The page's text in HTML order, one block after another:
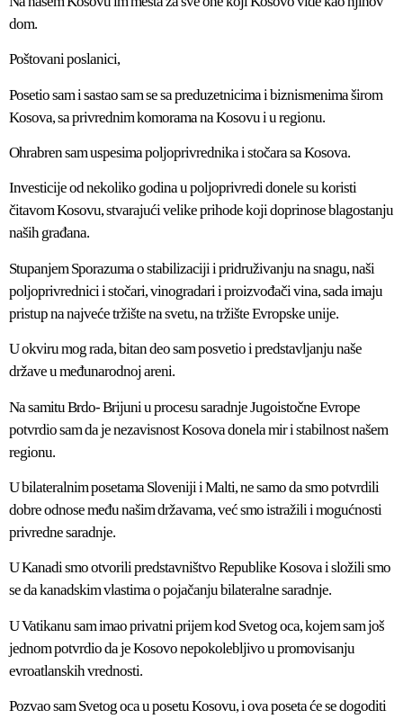
dom.
Poštovani poslanici,
Posetio sam i sastao sam se sa preduzetnicima i biznismenima širom
Kosova, sa privrednim komorama na Kosovu i u regionu.
Ohrabren sam uspesima poljoprivrednika i stočara sa Kosova.
Investicije od nekoliko godina u poljoprivredi donele su koristi
čitavom Kosovu, stvarajući velike prihode koji doprinose blagostanju
naših građana.
Stupanjem Sporazuma o stabilizaciji i pridruživanju na snagu, naši
poljoprivrednici i stočari, vinogradari i proizvođači vina, sada imaju
pristup na najveće tržište na svetu, na tržište Evropske unije.
U okviru mog rada, bitan deo sam posvetio i predstavljanju naše
države u međunarodnoj areni.
Na samitu Brdo- Brijuni u procesu saradnje Jugoistočne Evrope
potvrdio sam da je nezavisnost Kosova donela mir i stabilnost našem
regionu.
U bilateralnim posetama Sloveniji i Malti, ne samo da smo potvrdili
dobre odnose među našim državama, već smo istražili i mogućnosti
privredne saradnje.
U Kanadi smo otvorili predstavništvo Republike Kosova i složili smo
se da kanadskim vlastima o pojačanju bilateralne saradnje.
U Vatikanu sam imao privatni prijem kod Svetog oca, kojem sam još
jednom potvrdio da je Kosovo nepokolebljivo u promovisanju
evroatlanskih vrednosti.
Pozvao sam Svetog oca u posetu Kosovu, i ova poseta će se dogoditi